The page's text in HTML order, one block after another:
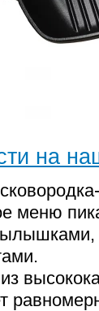
на
меню